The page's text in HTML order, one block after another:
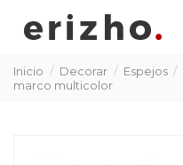
Inicio Decorar Espejos
marco multicolor